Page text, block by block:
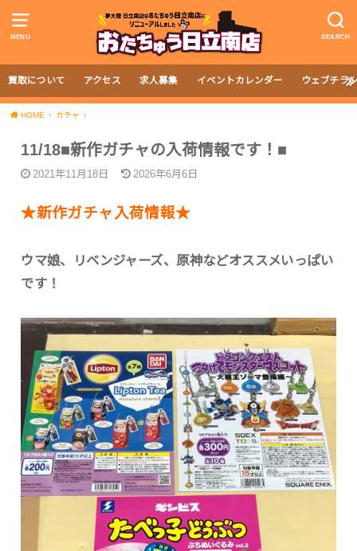
MENU SEARCH
買取について アクセス 求人募集 イベントカレンダー ウェブチラ
HOME ガチャ
11/18■新作ガチャの入荷情報です！■
2021年11月18日 2026年6月6日
★新作ガチャ入荷情報★
ウマ娘、リベンジャーズ、原神などオススメいっぱい
です！